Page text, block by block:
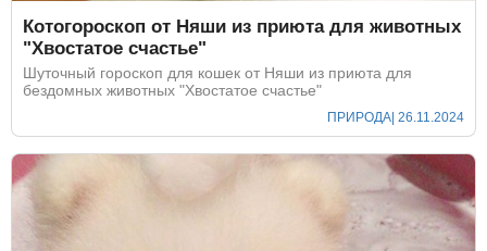
Котогороскоп от Няши из приюта для животных
"Хвостатое счастье"
Шуточный гороскоп для кошек от Няши из приюта для
бездомных животных "Хвостатое счастье"
ПРИРОДА| 26.11.2024